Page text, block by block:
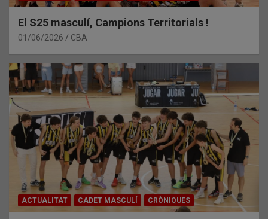
El S25 masculí, Campions Territorials !
01/06/2026 CBA
ACTUALITAT CADET MASCULÍ CRÒNIQUES